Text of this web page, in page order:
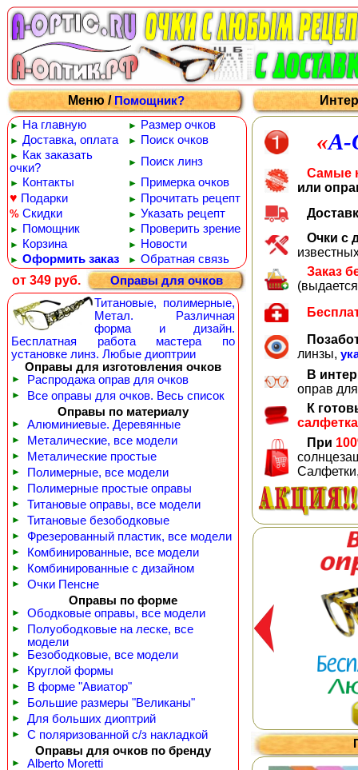
Меню /Помощник?
► На главную ► Размер очков
► Доставка, оплата ► Поиск очков
► Как заказать
очки?
► Поиск линз
► Контакты ► Примерка очков
♥ Подарки ► Прочитать рецепт
% Скидки ► Указать рецепт
► Помощник ► Проверить зрение
► Корзина ► Новости
► Оформить заказ ► Обратная связь
от 349 руб.
Оправы для очков
Титановые, полимерные,
Метал. Различная
форма и дизайн.
Бесплатная работа мастера по
установке линз. Любые диоптрии
Оправы для изготовления очков
► Распродажа оправ для очков
►
Все оправы для очков. Весь список
Оправы по материалу
► Алюминиевые. Деревянные
► Металические, все модели
► Металические простые
► Полимерные, все модели
► Полимерные простые оправы
► Титановые оправы, все модели
► Титановые безободковые
► Фрезерованный пластик, все модели
► Комбинированные, все модели
► Комбинированные с дизайном
►
Очки Пенсне
Оправы по форме
► Ободковые оправы, все модели
►
Полуободковые на леске, все
модели
► Безободковые, все модели
► Круглой формы
► В форме "Авиатор"
► Большие размеры "Великаны"
► Для больших диоптрий
►
С поляризованной с/з накладкой
Оправы для очков по бренду
► Alberto Moretti
«
Самые
или
Очки с
Заказ
линзы,
В
оправ
К
салфетка
При